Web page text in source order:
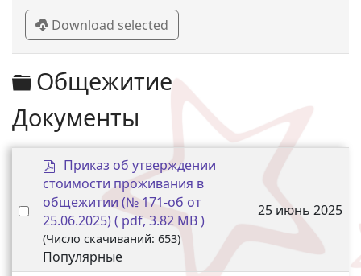
Download selected
Директория
Общежитие
Документы
Select an item
p
d
f
Приказ об утверждении
стоимости проживания в
общежитии (№ 171-об от
25.06.2025)( pdf, 3.82 MB )
(Число скачиваний: 653)
Популярные
25 июнь 2025